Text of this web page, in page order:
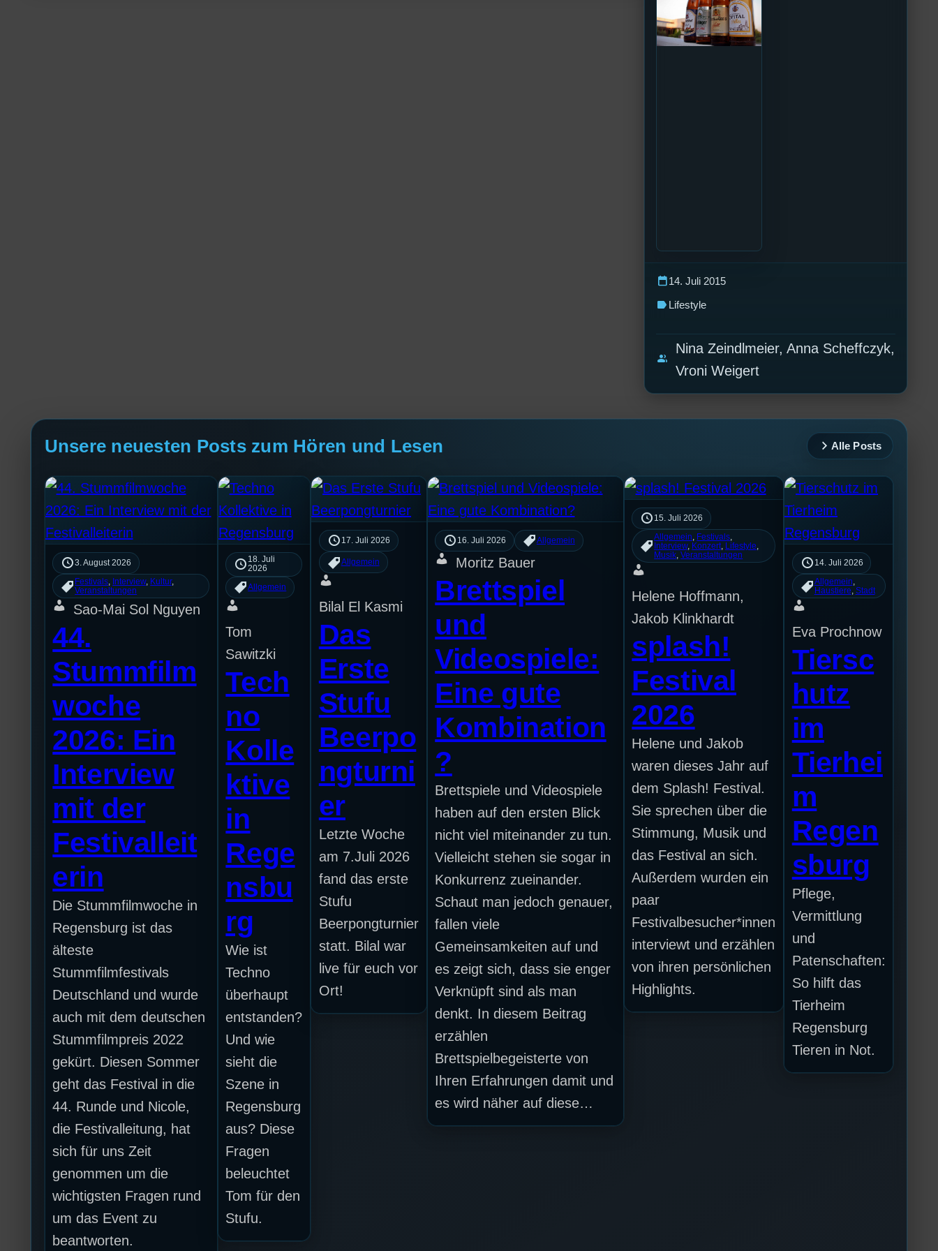
calendar_today14. Juli 2015
label Lifestyle
group
Nina Zeindlmeier, Anna Scheffczyk,
Vroni Weigert
Unsere neuesten Posts zum Hören und Lesen Alle Posts
3. August 2026
Festivals Interview, Kultur
Veranstaltungen
Sao-Mai Sol Nguyen
44.
Stummfilm
woche
2026: Ein
Interview
mit der
Festivalleit
erin
Die Stummfilmwoche in
Regensburg ist das
älteste
Stummfilmfestivals
Deutschland und wurde
auch mit dem deutschen
Stummfilmpreis 2022
gekürt. Diesen Sommer
geht das Festival in die
44. Runde und Nicole,
die Festivalleitung, hat
sich für uns Zeit
genommen um die
wichtigsten Fragen rund
um das Event zu
beantworten.
18. Juli
2026
Allgemein
Tom
Sawitzki
Tech
no
Kolle
ktive
in
Rege
nsbu
rg
Wie ist
Techno
überhaupt
entstanden?
Und wie
sieht die
Szene in
Regensburg
aus? Diese
Fragen
beleuchtet
Tom für den
Stufu.
17. Juli 2026
Allgemein
Bilal El Kasmi
Das
Erste
Stufu
Beerpo
ngturni
er
Letzte Woche
am 7.Juli 2026
fand das erste
Stufu
Beerpongturnier
statt. Bilal war
live für euch vor
Ort!
16. Juli 2026 Allgemein
Moritz Bauer
Brettspiel
und
Videospiele:
Eine gute
Kombination
?
Brettspiele und Videospiele
haben auf den ersten Blick
nicht viel miteinander zu tun.
Vielleicht stehen sie sogar in
Konkurrenz zueinander.
Schaut man jedoch genauer,
fallen viele
Gemeinsamkeiten auf und
es zeigt sich, dass sie enger
Verknüpft sind als man
denkt. In diesem Beitrag
erzählen
Brettspielbegeisterte von
Ihren Erfahrungen damit und
es wird näher auf diese…
15. Juli 2026
Allgemein Festivals
Interview, Konzert Lifestyle
Musik , Veranstaltungen
Helene Hoffmann,
Jakob Klinkhardt
splash!
Festival
2026
Helene und Jakob
waren dieses Jahr auf
dem Splash! Festival.
Sie sprechen über die
Stimmung, Musik und
das Festival an sich.
Außerdem wurden ein
paar
Festivalbesucher*innen
interviewt und erzählen
von ihren persönlichen
Highlights.
14. Juli 2026
Allgemein
Haustiere Stadt
Eva Prochnow
Tiersc
hutz
im
Tierhei
m
Regen
sburg
Pflege,
Vermittlung
und
Patenschaften:
So hilft das
Tierheim
Regensburg
Tieren in Not.